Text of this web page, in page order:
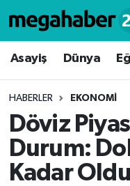
Asayiş Dünya
HABERLER EKONOMI
Döviz
Durum:
Kadar
Hava Durumu
Süper Lig Puan
Tüm Manşetler